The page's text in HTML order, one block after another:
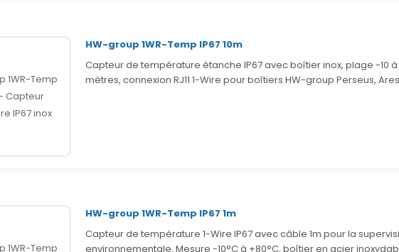
HW-group 1WR-Temp IP67 10m
Capteur de température étanche IP67 avec boîtier inox, plage -10 à
mètres, connexion RJ11 1-Wire pour boîtiers HW-group Perseus, Ares
HW-group 1WR-Temp IP67 1m
Capteur de température 1-Wire IP67 avec câble 1m pour la
environnementale. Mesure -10°C à +80°C, boîtier en acier